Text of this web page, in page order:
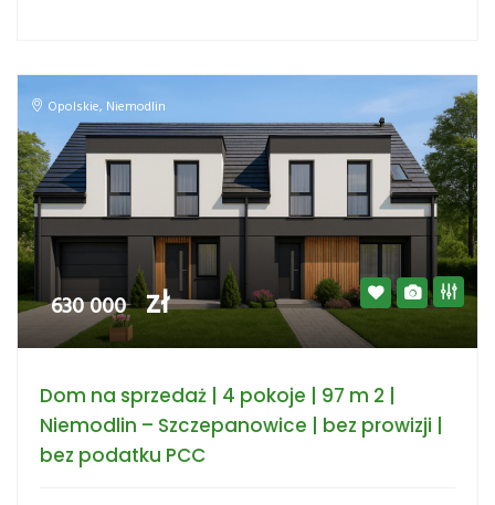
Opolskie, Niemodlin
630 000 zł
Dom na sprzedaż | 4 pokoje | 97 m 2 |
Niemodlin – Szczepanowice | bez prowizji |
bez podatku PCC